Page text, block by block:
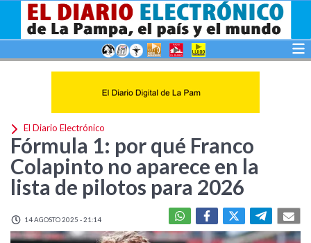
El Diario Electrónico
Fórmula 1: por qué Franco
Colapinto no aparece en la
lista de pilotos para 2026
14 AGOSTO 2025 - 21:14